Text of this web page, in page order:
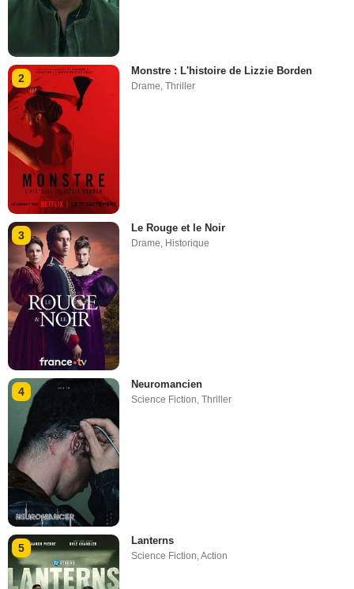
2
Monstre : L'histoire de Lizzie Borden
Drame,Thriller
3
Le Rouge et le Noir
Drame Historique
4
Neuromancien
Science Fiction,Thriller
5
Lanterns
Science Fiction,Action